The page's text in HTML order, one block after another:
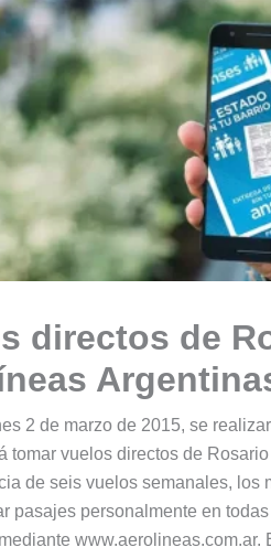
directos de
2 de marzo de 2015, se
tomar vuelos directos de
de seis vuelos semanales, los
pasajes personalmente en